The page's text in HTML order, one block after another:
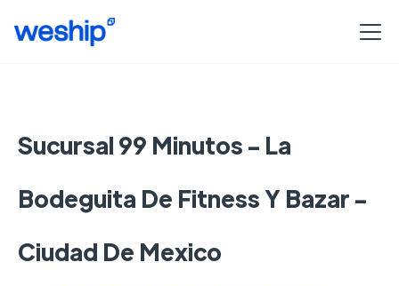
Sucursal 99 Minutos - La
Bodeguita De Fitness Y Bazar -
Ciudad De Mexico